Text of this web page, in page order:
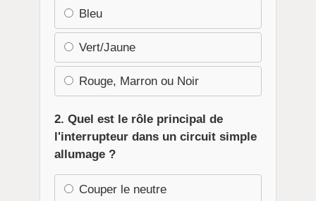
Bleu
Vert/Jaune
Rouge, Marron ou Noir
2. Quel est le rôle principal de
l'interrupteur dans un circuit simple
allumage ?
Couper le neutre